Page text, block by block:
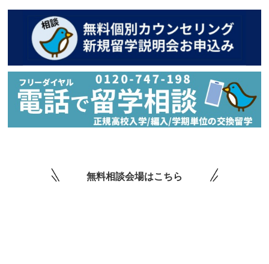
無料相談会場はこちら